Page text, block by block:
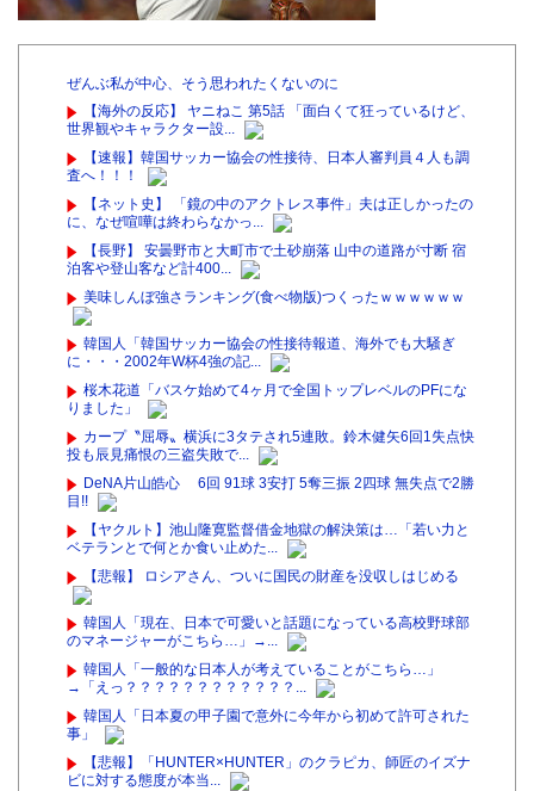
ぜんぶ私が中心、そう思われたくないのに
【海外の反応】 ヤニねこ 第5話 「面白くて狂っているけど、
世界観やキャラクター設...
【速報】韓国サッカー協会の性接待、日本人審判員４人も調
査へ！！！
【ネット史】 「鏡の中のアクトレス事件」夫は正しかったの
に、なぜ喧嘩は終わらなかっ...
【長野】 安曇野市と大町市で土砂崩落 山中の道路が寸断 宿
泊客や登山客など計400...
美味しんぼ強さランキング(食べ物版)つくったｗｗｗｗｗｗ
韓国人「韓国サッカー協会の性接待報道、海外でも大騒ぎ
に・・・2002年W杯4強の記...
桜木花道「バスケ始めて4ヶ月で全国トップレベルのPFにな
りました」
カープ〝屈辱〟横浜に3タテされ5連敗。鈴木健矢6回1失点快
投も辰見痛恨の三盗失敗で...
DeNA片山皓心 6回 91球 3安打 5奪三振 2四球 無失点で2勝
目!!
【ヤクルト】池山隆寛監督借金地獄の解決策は…「若い力と
ベテランとで何とか食い止めた...
【悲報】 ロシアさん、ついに国民の財産を没収しはじめる
韓国人「現在、日本で可愛いと話題になっている高校野球部
のマネージャーがこちら…」→...
韓国人「一般的な日本人が考えていることがこちら…」
→「えっ？？？？？？？？？？？？...
韓国人「日本夏の甲子園で意外に今年から初めて許可された
事」
【悲報】「HUNTER×HUNTER」のクラピカ、師匠のイズナ
ビに対する態度が本当...